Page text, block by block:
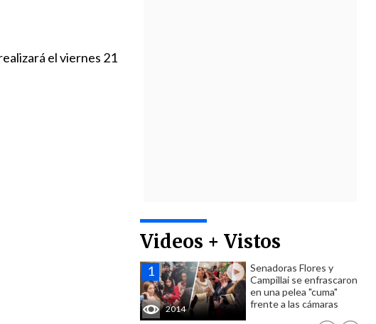
Videos + Vistos
2014
Senadoras Flores y
Campillai se enfrascaron
en una pelea "cuma"
frente a las cámaras
el viernes 21